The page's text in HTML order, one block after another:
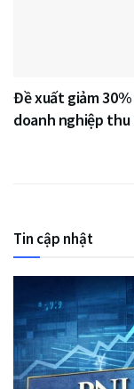
Đề xuất giảm
doanh nghiệp
Tin cập nhật